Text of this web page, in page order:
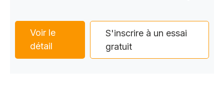
Voir le
détail
S'inscrire à un essai
gratuit